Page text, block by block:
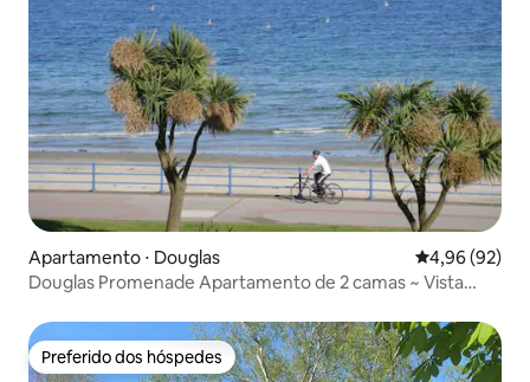
Apartamento ⋅ Douglas 4,96 de uma
4,96 (92)
Douglas Promenade Apartamento de 2 camas ~ Vista
Preferido dos hóspedes
Preferido dos hóspedes